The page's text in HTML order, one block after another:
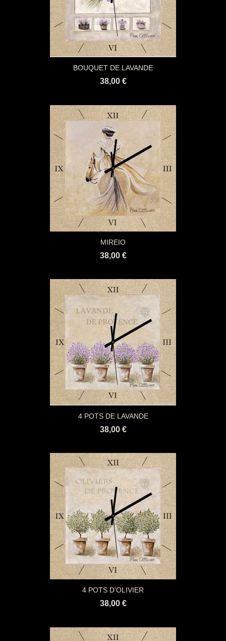
BOUQUET DE LAVANDE
38,00 €
MIREIO
38,00 €
4 POTS DE LAVANDE
38,00 €
4 POTS D'OLIVIER
38,00 €